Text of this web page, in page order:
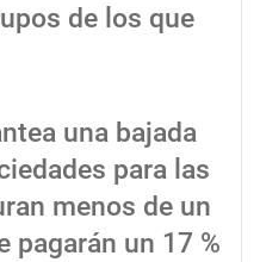
de los que
una bajada
para las
menos de un
pagarán un 17 %